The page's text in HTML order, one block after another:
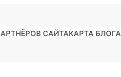
САЙТАКАРТА БЛОГА